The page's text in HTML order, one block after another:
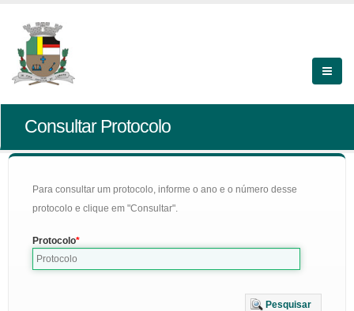
Consultar Protocolo
Para consultar um protocolo, informe o ano e o número desse
protocolo e clique em "Consultar".
Protocolo
Pesquisar